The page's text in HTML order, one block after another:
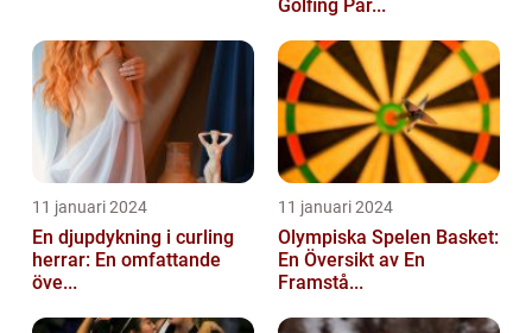
Golfing Par...
11 januari 2024
En djupdykning i curling
herrar: En omfattande
öve...
11 januari 2024
Olympiska Spelen Basket:
En Översikt av En
Framstå...